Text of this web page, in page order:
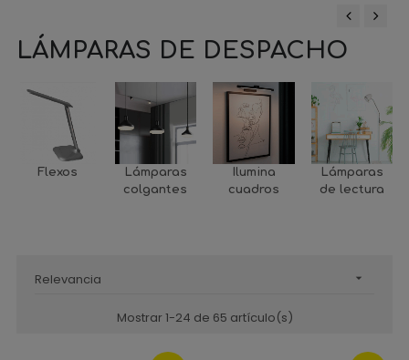
LÁMPARAS DE DESPACHO
Flexos
Lámparas
colgantes
Ilumina
cuadros
Lámparas
de lectura
Relevancia 
Mostrar 1-24 de 65 artículo(s)